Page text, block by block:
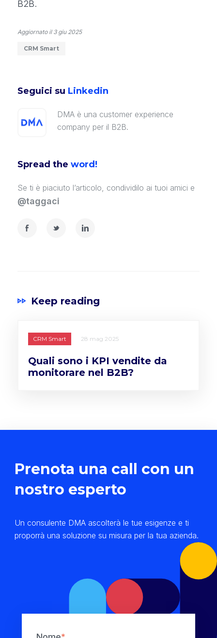
B2B.
Aggiornato il 3 giu 2025
CRM Smart
Seguici su Linkedin
DMA è una customer experience
company per il B2B.
Spread the word!
Se ti è piaciuto l’articolo, condividilo ai tuoi amici e
@taggaci
Keep reading
CRM Smart 28 mag 2025
Quali sono i KPI vendite da
monitorare nel B2B?
Prenota una call con un
nostro esperto
Un consulente DMA ascolterà le tue esigenze e ti
proporrà una soluzione su misura per la tua azienda.